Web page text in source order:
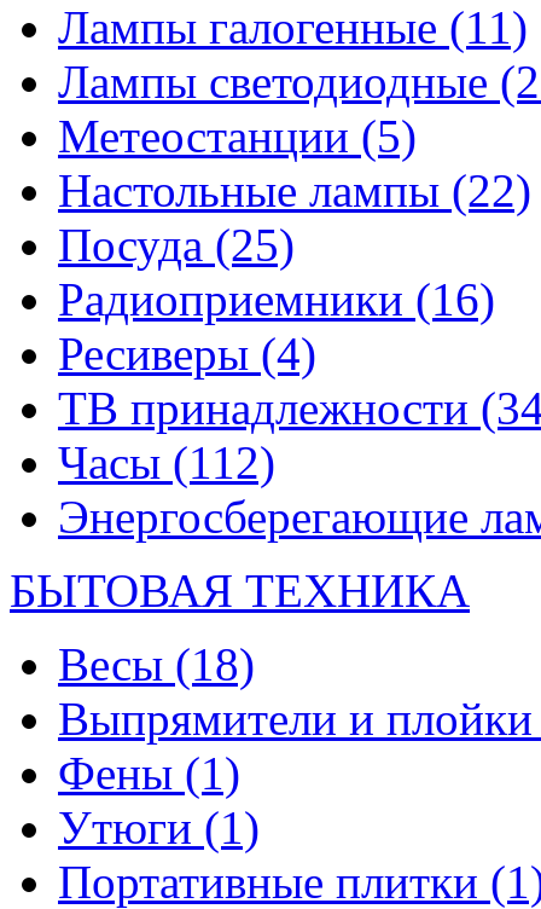
Лампы галогенные (11)
Лампы светодиодные
Метеостанции (5)
Настольные лампы (22)
Посуда (25)
Радиоприемники (16)
Ресиверы (4)
ТВ принадлежности
Часы (112)
Энергосберегающие
БЫТОВАЯ ТЕХНИКА
Весы (18)
Выпрямители и
Фены (1)
Утюги (1)
Портативные плитки